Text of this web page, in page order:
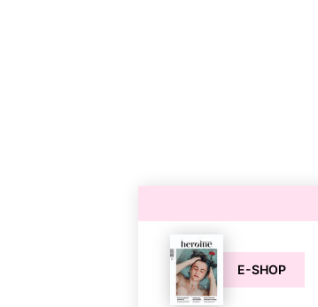
E-SHOP